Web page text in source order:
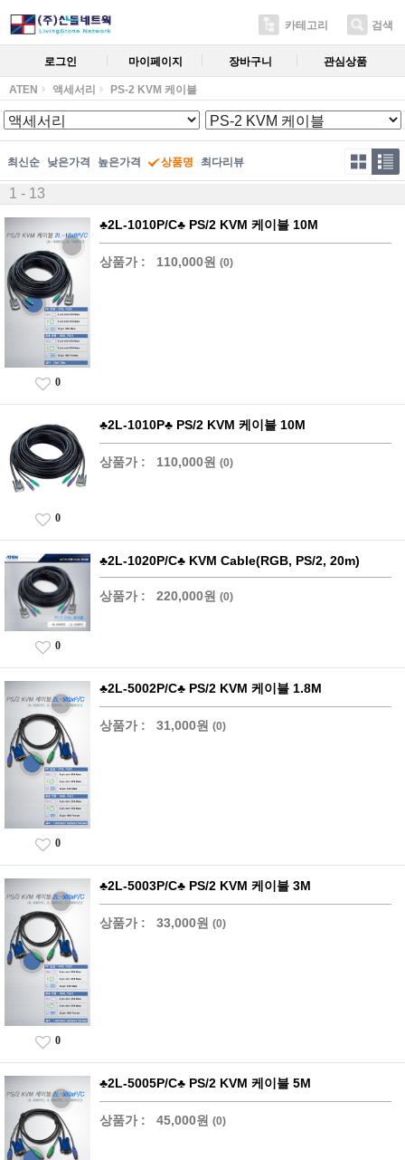
카테고리 검색
로그인 마이페이지 장바구니 관심상품
ATEN 액세서리 PS-2 KVM 케이블
최신순 낮은가격 높은가격 상품명 최다리뷰
1 - 13
♣2L-1010P/C♣ PS/2 KVM 케이블 10M
상품가 : 110,000원 (0)
0
♣2L-1010P♣ PS/2 KVM 케이블 10M
상품가 : 110,000원 (0)
0
♣2L-1020P/C♣ KVM Cable(RGB, PS/2, 20m)
상품가 : 220,000원 (0)
0
♣2L-5002P/C♣ PS/2 KVM 케이블 1.8M
상품가 : 31,000원 (0)
0
♣2L-5003P/C♣ PS/2 KVM 케이블 3M
상품가 : 33,000원 (0)
0
♣2L-5005P/C♣ PS/2 KVM 케이블 5M
상품가 : 45,000원 (0)